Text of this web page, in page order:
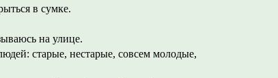
в сумке.
на улице.
старые, нестарые, совсем молодые,